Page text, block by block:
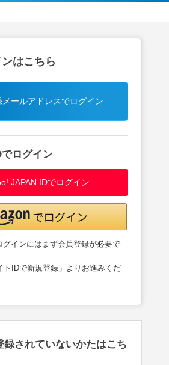
はこちら
メールアドレスでログイン
ログイン
JAPAN IDでログイン
インにはまず会員登録が必要で
トIDで新規登録」よりお進みくだ
録されていないかたはこち